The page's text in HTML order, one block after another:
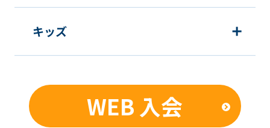
個人を特定できないよう加工したうえ
での統計的なデータの作成、活用、公
■個人情報の管理
キッズ
WEB 入会